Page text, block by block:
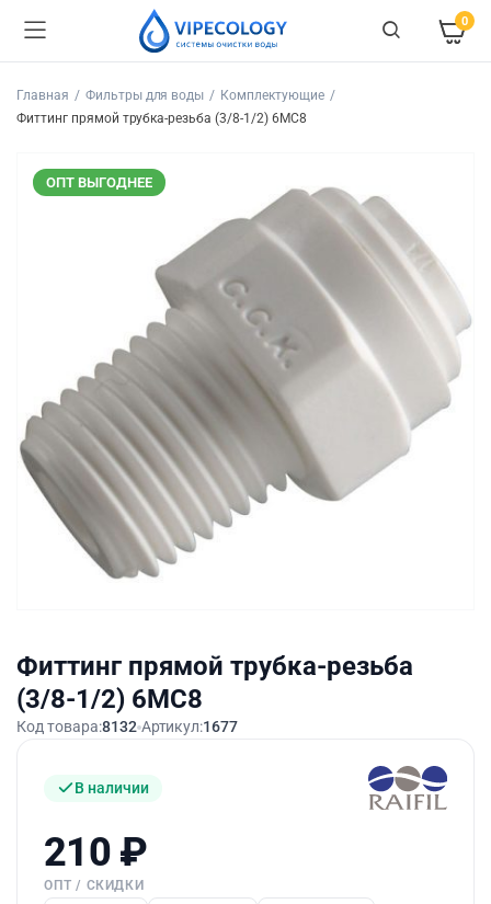
0
Главная Фильтры для воды
Комплектующие
Фиттинг прямой трубка-резьба (3/8-1/2) 6MC8
ОПТ ВЫГОДНЕЕ
Фиттинг прямой трубка-резьба
(3/8-1/2) 6MC8
Код товара:8132 Артикул:1677
В наличии
210 ₽
ОПТ / СКИДКИ